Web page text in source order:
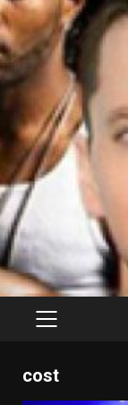
PRIMARY
cost